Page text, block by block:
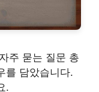
주 묻는 질문 총
를 담았습니다.
.